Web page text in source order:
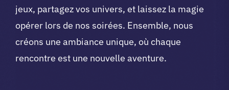
jeux, partagez vos univers, et laissez la magie
opérer lors de nos soirées. Ensemble, nous
créons une ambiance unique, où chaque
rencontre est une nouvelle aventure.